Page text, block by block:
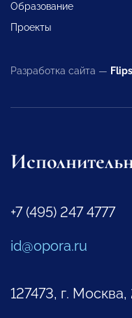
Образование
Проекты
Разработка сайта — Flips
+7 (495) 247 4777
id@opora.ru
127473, г.